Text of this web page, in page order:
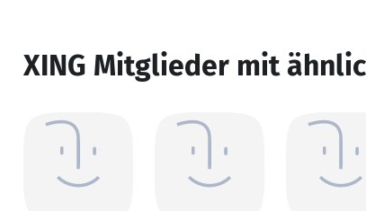
XING Mitglieder mit